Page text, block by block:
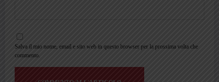
Salva il mio nome, email e sito web in questo browser per la prossima volta che
commento.